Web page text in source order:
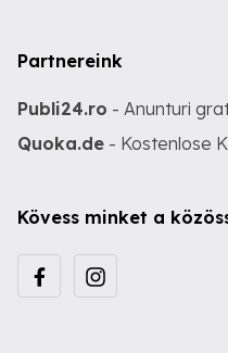
Partnereink
Publi24.ro - Anunturi
Quoka.de - Kostenlose
Kövess minket a